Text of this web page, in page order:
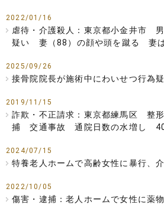
2022/01/16
虐待・介護殺人：東京都小金井市
疑い 妻（88）の顔や頭を蹴る 妻
2025/09/26
接骨院院長が施術中にわいせつ行為
2019/11/15
詐欺・不正請求：東京都練馬区 整
捕 交通事故 通院日数の水増し 40
2024/07/15
特養老人ホームで高齢女性に暴行、
2022/10/05
傷害・逮捕：老人ホームで女性に薬